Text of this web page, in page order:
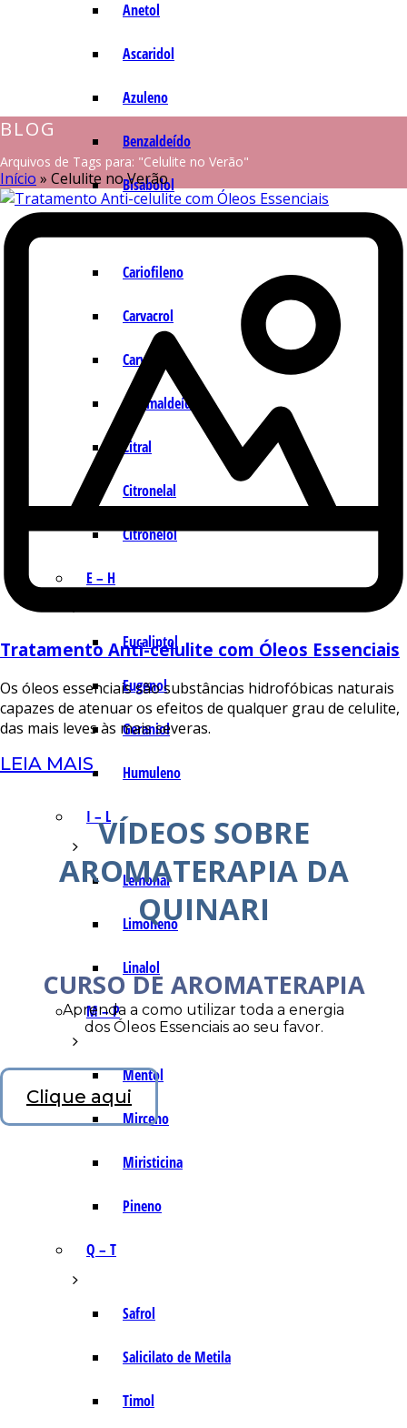
Anetol
Ascaridol
Azuleno
Benzaldeído
Bisabolol
Cariofileno
Carvacrol
Carvona
Cinamaldeído
Citral
Citronelal
Citronelol
E – H
Eucaliptol
Eugenol
Geraniol
Humuleno
I – L
Lemonal
Limoneno
Linalol
M – P
Mentol
Mirceno
Miristicina
Pineno
Q – T
Safrol
Salicilato de Metila
Timol
BLOG
Arquivos de Tags para: "Celulite no Verão"
Início » Celulite no Verão
Tratamento Anti-celulite com Óleos Essenciais
Os óleos essenciais são substâncias hidrofóbicas naturais
capazes de atenuar os efeitos de qualquer grau de celulite,
das mais leves às mais severas.
LEIA MAIS
VÍDEOS SOBRE
AROMATERAPIA DA
QUINARI
CURSO DE AROMATERAPIA
Aprenda a como utilizar toda a energia
dos Óleos Essenciais ao seu favor.
Clique aqui